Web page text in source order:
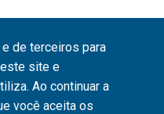
de terceiros para
site e
Ao continuar a
você aceita os